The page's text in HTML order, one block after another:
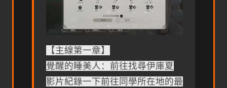
【主線第一章】
覺醒的睡美人：前往找尋伊庫夏
影片紀錄一下前往同學所在地的最